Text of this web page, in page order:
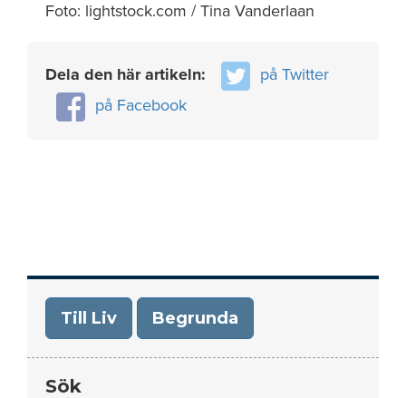
Foto: lightstock.com / Tina Vanderlaan
Dela den här artikeln:
på Twitter
på Facebook
Till Liv Begrunda
Sök